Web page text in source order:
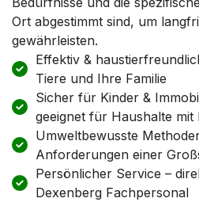
Ort abgestimmt sind, um
gewährleisten.
Effektiv &
Tiere und Ihre Familie
Sicher für Kinder &
geeignet für Haushalte mit
Umweltbewusste
Anforderungen einer
Persönlicher Service –
Dexenberg Fachpersonal